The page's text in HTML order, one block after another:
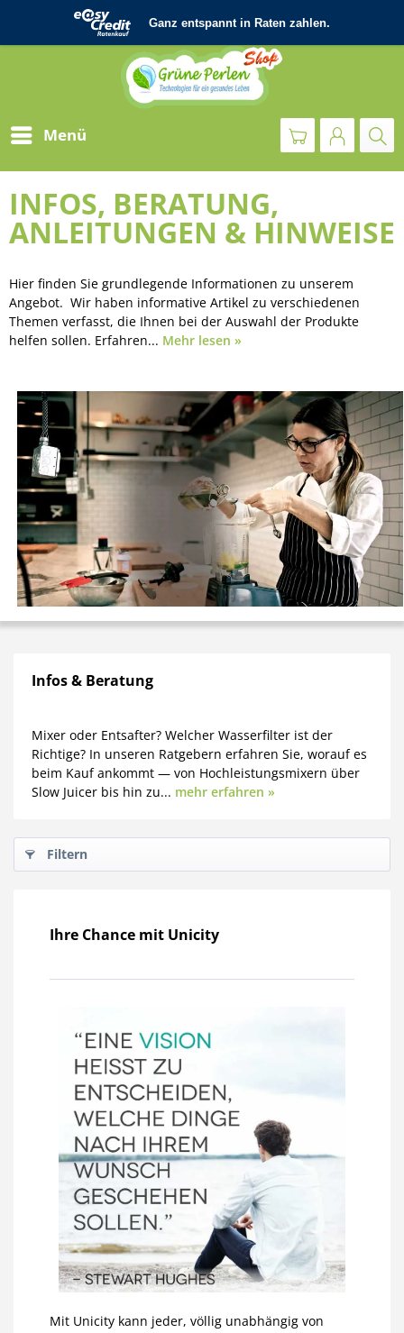
Menü
INFOS, BERATUNG,
ANLEITUNGEN & HINWEISE
Hier finden Sie grundlegende Informationen zu unserem
Angebot. Wir haben informative Artikel zu verschiedenen
Themen verfasst, die Ihnen bei der Auswahl der Produkte
helfen sollen. Erfahren... Mehr lesen »
Infos & Beratung
Mixer oder Entsafter? Welcher Wasserfilter ist der
Richtige? In unseren Ratgebern erfahren Sie, worauf es
beim Kauf ankommt — von Hochleistungsmixern über
Slow Juicer bis hin zu... mehr erfahren »
Filtern
Ihre Chance mit Unicity
Mit Unicity kann jeder, völlig unabhängig von